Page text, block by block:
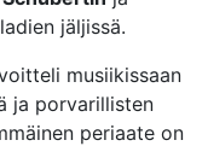
jäljissä.
musiikissaan
ja porvarillisten
periaate on